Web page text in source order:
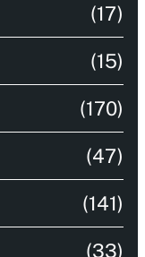
(17)
(15)
(170)
(47)
(141)
(33)